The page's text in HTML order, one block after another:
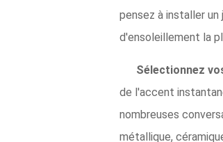
pensez à installer
d'ensoleillement la
Sélectionnez
de l'accent
nombreuses
métallique,